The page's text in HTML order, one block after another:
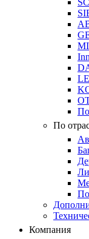
По
Компания